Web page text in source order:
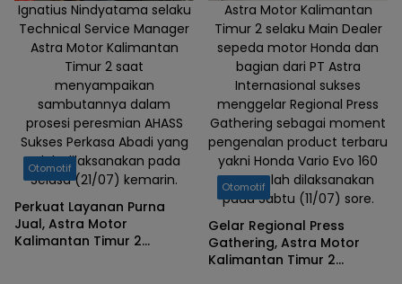
Ignatius Nindyatama selaku
Technical Service Manager
Astra Motor Kalimantan
Timur 2 saat
menyampaikan
sambutannya dalam
prosesi peresmian AHASS
Sukses Perkasa Abadi yang
telah dilaksanakan pada
Selasa (21/07) kemarin.
Otomotif
Perkuat Layanan Purna
Jual, Astra Motor
Kalimantan Timur 2
Astra Motor Kalimantan
Timur 2 selaku Main Dealer
sepeda motor Honda dan
bagian dari PT Astra
Internasional sukses
menggelar Regional Press
Gathering sebagai moment
pengenalan product terbaru
yakni Honda Vario Evo 160
yang telah dilaksanakan
pada Sabtu (11/07) sore.
Otomotif
Gelar Regional Press
Gathering, Astra Motor
Kalimantan Timur 2